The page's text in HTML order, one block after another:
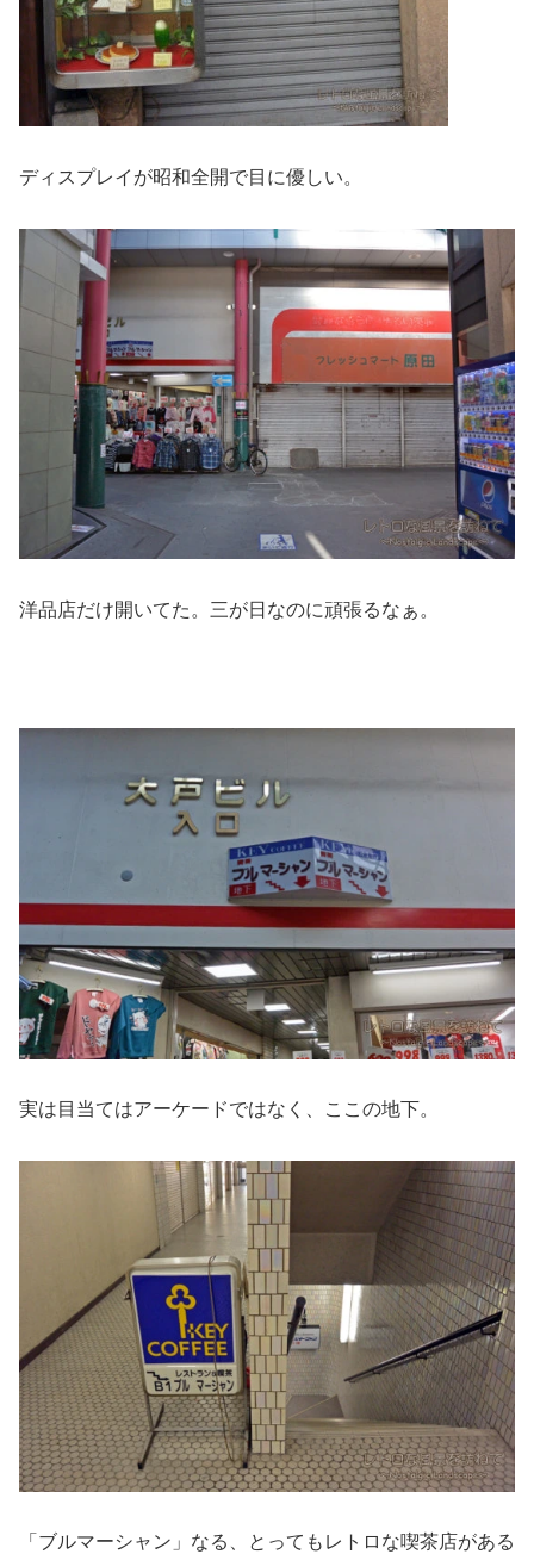
ディスプレイが昭和全開で目に優しい。
洋品店だけ開いてた。三が日なのに頑張るなぁ。
実は目当てはアーケードではなく、ここの地下。
「ブルマーシャン」なる、とってもレトロな喫茶店がある